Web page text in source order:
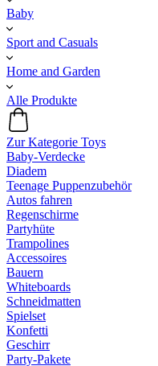
Baby
Sport and Casuals
Home and Garden
Alle Produkte
Zur Kategorie Toys
Baby-Verdecke
Diadem
Teenage Puppenzubehör
Autos fahren
Regenschirme
Partyhüte
Trampolines
Accessoires
Bauern
Whiteboards
Schneidmatten
Spielset
Konfetti
Geschirr
Party-Pakete